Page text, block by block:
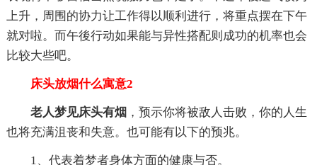
上升，周围的协力让工作得以顺利进行，将重点摆在下午
就对啦。而午後行动如果能与异性搭配则成功的机率也会
比较大些吧。
床头放烟什么寓意2
老人梦见床头有烟 ，预示你将被敌人击败，你的人生
也将充满沮丧和失意。也可能有以下的预兆。
1、代表着梦者身体方面的健康与否。